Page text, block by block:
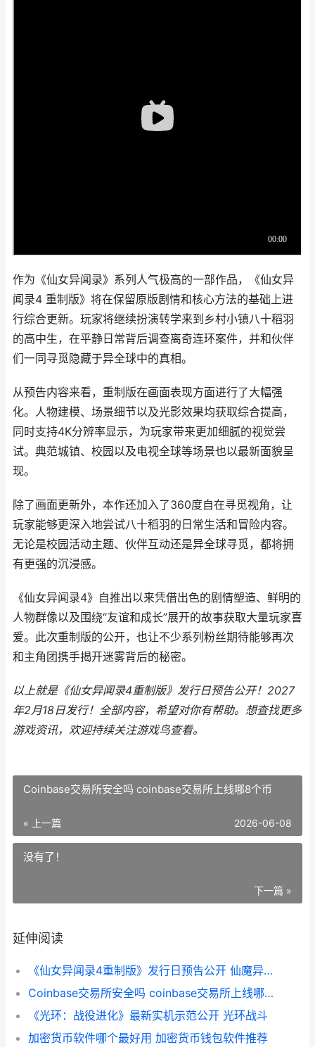
作为《仙女异闻录》系列人气极高的一部作品，《仙女异
闻录4 重制版》将在保留原版剧情和核心方法的基础上进
行综合更新。玩家将继续扮演转学来到乡村小镇八十稻羽
的高中生，在平静日常背后调查离奇连环案件，并和伙伴
们一同寻觅隐藏于异全球中的真相。
从预告内容来看，重制版在画面表现方面进行了大幅强
化。人物建模、场景细节以及光影效果均获取综合提高，
同时支持4K分辨率显示，为玩家带来更加细腻的视觉尝
试。典范城镇、校园以及电视全球等场景也以最新面貌呈
现。
除了画面更新外，本作还加入了360度自在寻觅视角，让
玩家能够更深入地尝试八十稻羽的日常生活和冒险内容。
无论是校园活动主题、伙伴互动还是异全球寻觅，都将拥
有更强的沉浸感。
《仙女异闻录4》自推出以来凭借出色的剧情塑造、鲜明的
人物群像以及围绕“友谊和成长”展开的故事获取大量玩家喜
爱。此次重制版的公开，也让不少系列粉丝期待能够再次
和主角团携手揭开迷雾背后的秘密。
以上就是《仙女异闻录4重制版》发行日预告公开！2027
年2月18日发行！全部内容，希望对你有帮助。 想查找更多
游戏资讯，欢迎持续关注游戏鸟查看。
Coinbase交易所安全吗 coinbase交易所上线哪8个币
« 上一篇 2026-06-08
没有了！
下一篇 »
延伸阅读
《仙女异闻录4重制版》发行日预告公开 仙魔异闻录
Coinbase交易所安全吗 coinbase交易所上线哪8个币
《光环：战役进化》最新实机示范公开 光环战斗
加密货币软件哪个最好用 加密货币钱包软件推荐